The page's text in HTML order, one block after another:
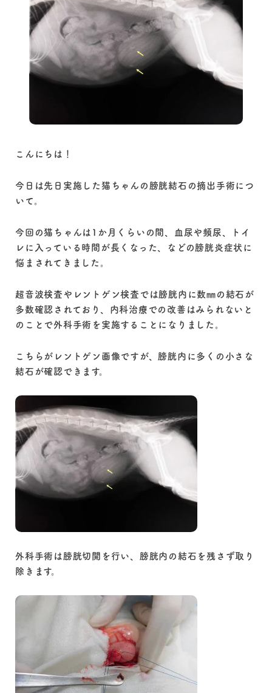
こんにちは！
今日は先日実施した猫ちゃんの膀胱結石の摘出手術につ
いて。
今回の猫ちゃんは1か月くらいの間、血尿や頻尿、トイ
レに入っている時間が長くなった、などの膀胱炎症状に
悩まされてきました。
超音波検査やレントゲン検査では膀胱内に数㎜の結石が
多数確認されており、内科治療での改善はみられないと
のことで外科手術を実施することになりました。
こちらがレントゲン画像ですが、膀胱内に多くの小さな
結石が確認できます。
外科手術は膀胱切開を行い、膀胱内の結石を残さず取り
除きます。